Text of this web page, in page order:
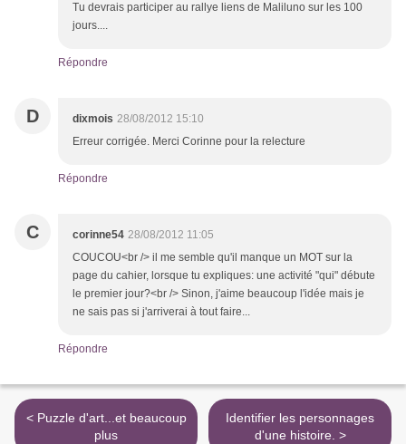
Tu devrais participer au rallye liens de Maliluno sur les 100
jours....
Répondre
D dixmois 28/08/2012 15:10
Erreur corrigée. Merci Corinne pour la relecture
Répondre
C corinne54 28/08/2012 11:05
COUCOU<br /> il me semble qu'il manque un MOT sur la
page du cahier, lorsque tu expliques: une activité "qui" débute
le premier jour?<br /> Sinon, j'aime beaucoup l'idée mais je
ne sais pas si j'arriverai à tout faire...
Répondre
< Puzzle d'art...et beaucoup
plus
Identifier les personnages
d'une histoire. >